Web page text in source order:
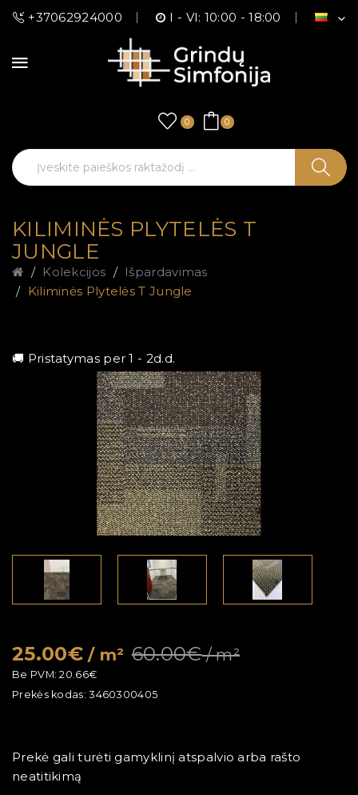
+37062924000 I - VI: 10:00 - 18:00
0 0
KILIMINĖS PLYTELĖS T
JUNGLE
Kolekcijos
Išpardavimas
Kiliminės Plytelės T Jungle
🚚 Pristatymas per 1 - 2d.d.
25.00€/ m² 60.00€/ m²
Be PVM:20.66€
Prekės kodas:3460300405
Prekė gali turėti gamyklinį atspalvio arba rašto
neatitikimą